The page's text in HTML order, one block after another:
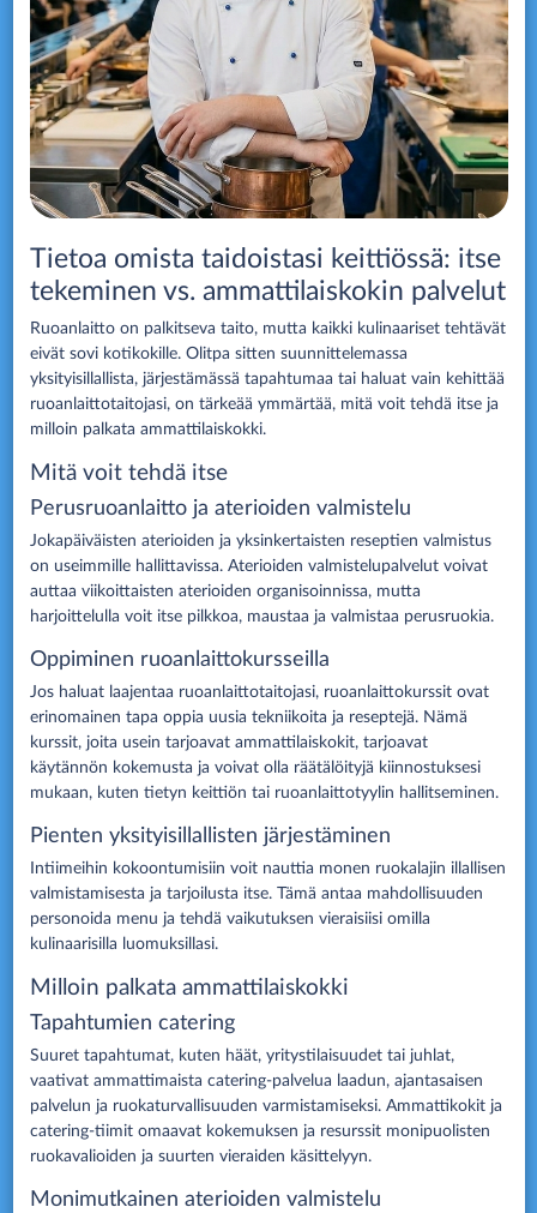
Tietoa omista taidoistasi keittiössä: itse
tekeminen vs. ammattilaiskokin palvelut
Ruoanlaitto on palkitseva taito, mutta kaikki kulinaariset tehtävät
eivät sovi kotikokille. Olitpa sitten suunnittelemassa
yksityisillallista, järjestämässä tapahtumaa tai haluat vain kehittää
ruoanlaittotaitojasi, on tärkeää ymmärtää, mitä voit tehdä itse ja
milloin palkata ammattilaiskokki.
Mitä voit tehdä itse
Perusruoanlaitto ja aterioiden valmistelu
Jokapäiväisten aterioiden ja yksinkertaisten reseptien valmistus
on useimmille hallittavissa. Aterioiden valmistelupalvelut voivat
auttaa viikoittaisten aterioiden organisoinnissa, mutta
harjoittelulla voit itse pilkkoa, maustaa ja valmistaa perusruokia.
Oppiminen ruoanlaittokursseilla
Jos haluat laajentaa ruoanlaittotaitojasi, ruoanlaittokurssit ovat
erinomainen tapa oppia uusia tekniikoita ja reseptejä. Nämä
kurssit, joita usein tarjoavat ammattilaiskokit, tarjoavat
käytännön kokemusta ja voivat olla räätälöityjä kiinnostuksesi
mukaan, kuten tietyn keittiön tai ruoanlaittotyylin hallitseminen.
Pienten yksityisillallisten järjestäminen
Intiimeihin kokoontumisiin voit nauttia monen ruokalajin illallisen
valmistamisesta ja tarjoilusta itse. Tämä antaa mahdollisuuden
personoida menu ja tehdä vaikutuksen vieraisiisi omilla
kulinaarisilla luomuksillasi.
Milloin palkata ammattilaiskokki
Tapahtumien catering
Suuret tapahtumat, kuten häät, yritystilaisuudet tai juhlat,
vaativat ammattimaista catering-palvelua laadun, ajantasaisen
palvelun ja ruokaturvallisuuden varmistamiseksi. Ammattikokit ja
catering-tiimit omaavat kokemuksen ja resurssit monipuolisten
ruokavalioiden ja suurten vieraiden käsittelyyn.
Monimutkainen aterioiden valmistelu